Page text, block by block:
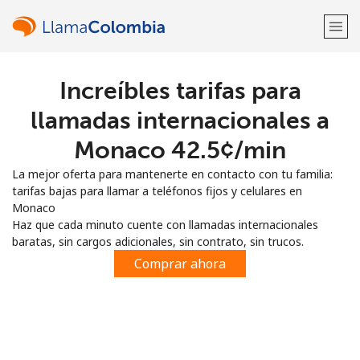
¡Bienvenido!
Regístrate con
o
Increíbles tarifas para
llamadas internacionales a
Monaco ⁦42.5¢⁩/min
La mejor oferta para mantenerte en contacto con tu familia:
tarifas bajas para llamar a teléfonos fijos y celulares en
Monaco
Haz que cada minuto cuente con llamadas internacionales
baratas, sin cargos adicionales, sin contrato, sin trucos.
Comprar ahora